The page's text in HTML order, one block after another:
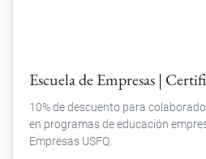
Escuela de Empresas |
10% de descuento para
en programas de educación
Empresas USFQ.